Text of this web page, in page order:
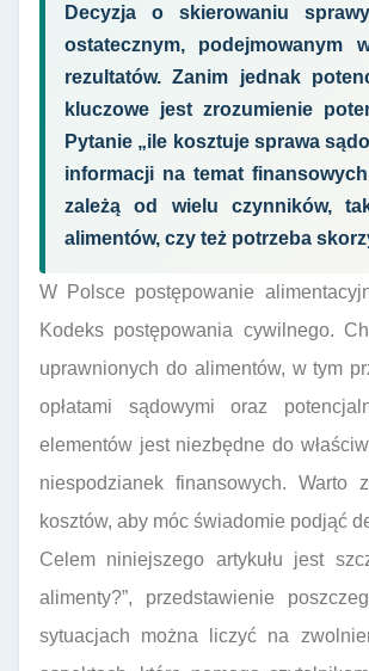
Decyzja o skierowaniu
ostatecznym,
rezultatów. Zanim jednak
kluczowe jest zrozumienie
Pytanie „ile kosztuje sprawa
informacji na temat
zależą od wielu czynników,
alimentów, czy też potrzeba
W Polsce postępowanie
Kodeks postępowania cywilnego.
uprawnionych do alimentów, w tym
opłatami sądowymi oraz
elementów jest niezbędne do
niespodzianek finansowych. Warto
kosztów, aby móc świadomie podjąć
Celem niniejszego artykułu jest
alimenty?”, przedstawienie
sytuacjach można liczyć na